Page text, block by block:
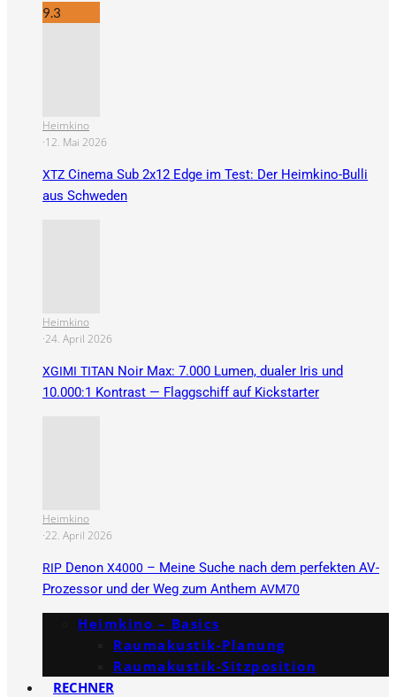
9.3
Heimkino
·12. Mai 2026
XTZ Cinema Sub 2x12 Edge im Test: Der Heimkino-Bulli
aus Schweden
Heimkino
·24. April 2026
XGIMI TITAN Noir Max: 7.000 Lumen, dualer Iris und
10.000:1 Kontrast — Flaggschiff auf Kickstarter
Heimkino
·22. April 2026
RIP Denon X4000 – Meine Suche nach dem perfekten AV-
Prozessor und der Weg zum Anthem AVM70
Heimkino – Basics
Raumakustik-Planung
Raumakustik-Sitzposition
RECHNER